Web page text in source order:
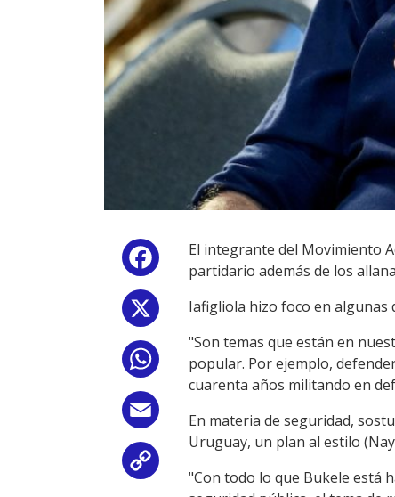
Facebook
WhatsApp
Email
El integrante del Movimiento
partidario además de los
Iafigliola hizo foco en
"Son temas que están en
popular. Por ejemplo,
cuarenta años militando en
En materia de seguridad,
Uruguay, un plan al estilo
"Con todo lo que Bukele está